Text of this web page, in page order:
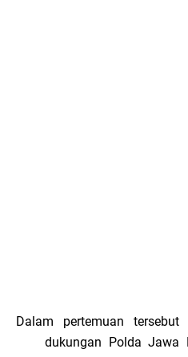
Dalam pertemuan
dukungan Polda Jawa